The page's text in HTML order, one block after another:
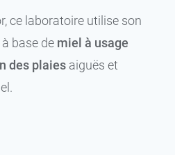
ce laboratoire utilise son
base demiel à usage
des plaiesaiguës et